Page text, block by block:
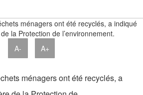
A- A+
ménagers ont été recyclés, a